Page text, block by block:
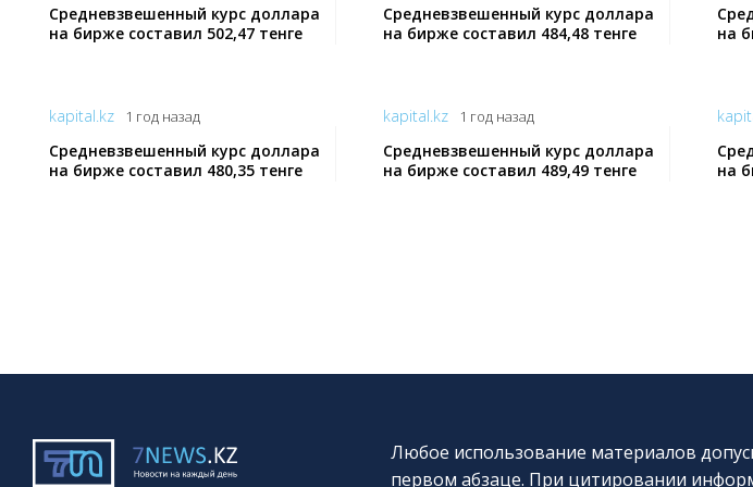
Средневзвешенный курс доллара
на бирже составил 502,47 тенге
Средневзвешенный курс доллара
на бирже составил 484,48 тенге
на
kapital.kz 1 год назад
Средневзвешенный курс доллара
на бирже составил 480,35 тенге
kapital.kz 1 год назад
Средневзвешенный курс доллара
на бирже составил 489,49 тенге
на
Любое использование материалов
первом абзаце. При цитировании